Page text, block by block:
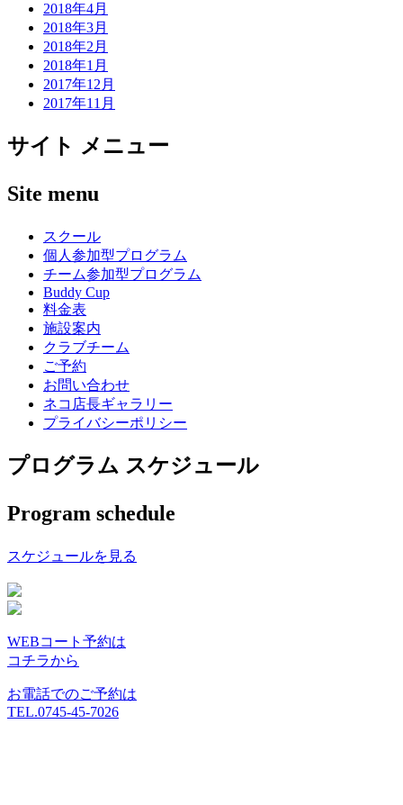
2018年4月
2018年3月
2018年2月
2018年1月
2017年12月
2017年11月
サイト メニュー
Site menu
スクール
個人参加型プログラム
チーム参加型プログラム
Buddy Cup
料金表
施設案内
クラブチーム
ご予約
お問い合わせ
ネコ店長ギャラリー
プライバシーポリシー
プログラム スケジュール
Program schedule
スケジュールを見る
WEBコート予約は
コチラから
お電話でのご予約は
TEL.0745-45-7026